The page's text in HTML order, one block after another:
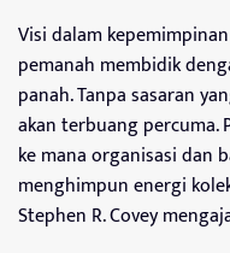
Visi dalam
pemanah membidik
panah. Tanpa sasaran
akan terbuang percuma.
ke mana organisasi dan
menghimpun energi
Stephen R. Covey